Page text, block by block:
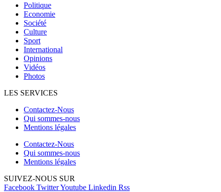
Politique
Economie
Société
Culture
Sport
International
Opinions
Vidéos
Photos
LES SERVICES
Contactez-Nous
Qui sommes-nous
Mentions légales
Contactez-Nous
Qui sommes-nous
Mentions légales
SUIVEZ-NOUS SUR
Facebook TwitterYoutube Linkedin Rss